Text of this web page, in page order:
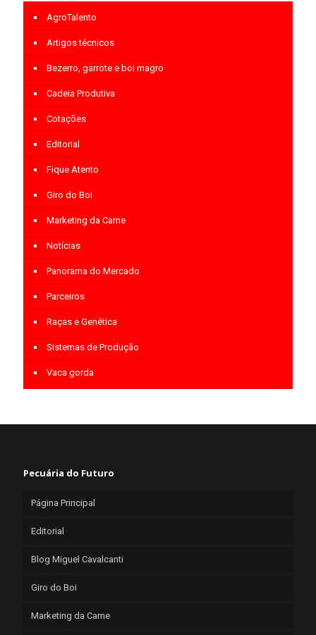
AgroTalento
Artigos técnicos
Bezerro, garrote e boi magro
Cadeia Produtiva
Cotações
Editorial
Fique Atento
Giro do Boi
Marketing da Carne
Notícias
Panorama do Mercado
Parceiros
Raças e Genética
Sistemas de Produção
Vaca gorda
Pecuária do Futuro
Página Principal
Editorial
Blog Miguel Cavalcanti
Giro do Boi
Marketing da Carne